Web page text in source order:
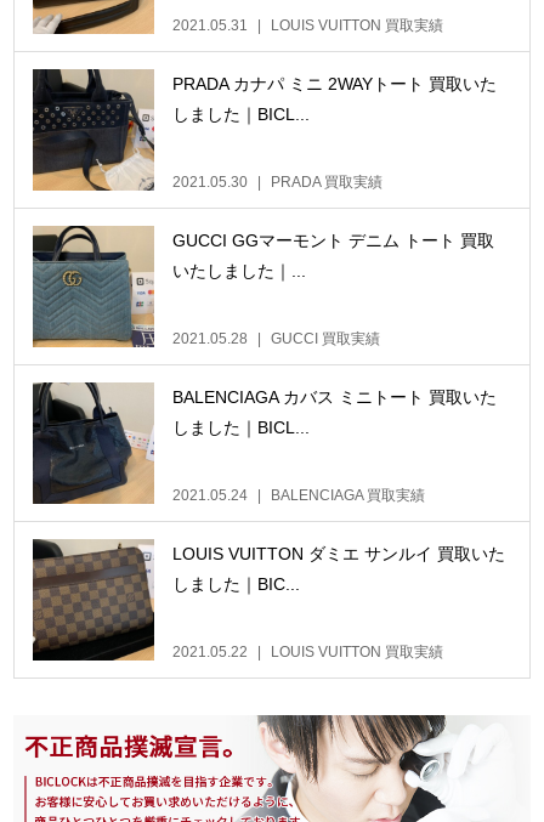
2021.05.31 LOUIS VUITTON 買取実績
PRADA カナパ ミニ 2WAYトート 買取いた
しました｜BICL...
2021.05.30 PRADA 買取実績
GUCCI GGマーモント デニム トート 買取
いたしました｜...
2021.05.28 GUCCI 買取実績
BALENCIAGA カバス ミニトート 買取いた
しました｜BICL...
2021.05.24 BALENCIAGA 買取実績
LOUIS VUITTON ダミエ サンルイ 買取いた
しました｜BIC...
2021.05.22 LOUIS VUITTON 買取実績